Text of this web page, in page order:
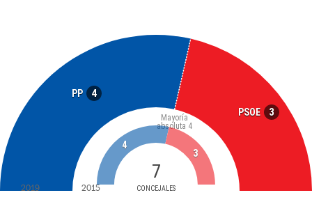
PP 4
PSOE 3
7
CONCEJALES
Mayoría
absoluta 4
4
3
2019 2015